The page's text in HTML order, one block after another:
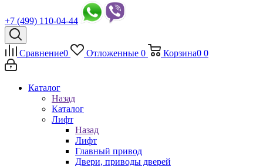
+7 (499) 110-04-44
Сравнение0 Отложенные 0 Корзина0 0
Каталог
Назад
Каталог
Лифт
Назад
Лифт
Главный привод
Двери, приводы дверей